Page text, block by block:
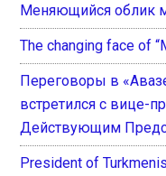
Меняющийся облик
The changing face of
Переговоры в
встретился с вице-
Действующим
President of